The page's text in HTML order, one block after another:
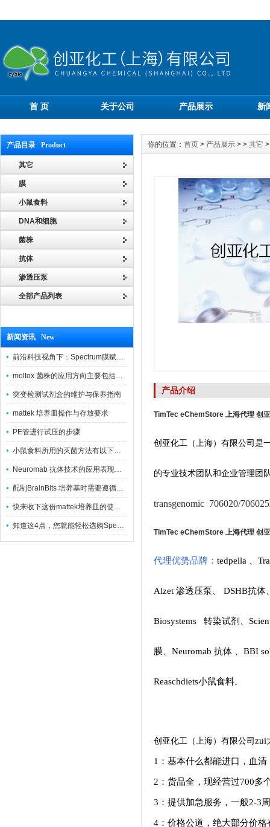
首 页 关于公司 产品展示 新
产品目录 Product
其它
膜
小鼠食料
DNA和细胞
菌株
抗体
渗透压泵
全部产品列表
新闻资讯 New
前沿科技视角下：Spectrum膜赋能精密制造
moltox 菌株的应用方向主要包括以下几个方面
突变检测试剂盒的维护与保养指南
mattek 培养皿操作与存放要求
PE管进行试压的步骤
小鼠食料所用的灭菌方法有以下三种
Neuromab 抗体技术的应用表现在这几方面
配制BrainBits 培养基时需要遵循的原则
快来收下这份mattek培养皿的使用指南
知道这4点，您就能轻松选购Spectrum 膜
你的位置： 首页 > 产品展示 > > 其它
产品介绍
TimTec eChemStore 上海代理 创
创亚化工（上海）有限公司是
的专业技术团队和企业管理团
transgenomic 706020/
TimTec eChemStore 上海代理 创
代理优势品牌： tedpella
Alzet 渗透压泵 DSHB抗体
Biosystems 转染试剂
膜 Neuromab 抗体 BBI
Reaschdiets小鼠食料。
创亚化工（上海）有限公司zui
1：基本什么都能进口，血
2：货品全，现经营过700多
3：提供加急服务，一般2-3
4：价格公道，绝大部分价